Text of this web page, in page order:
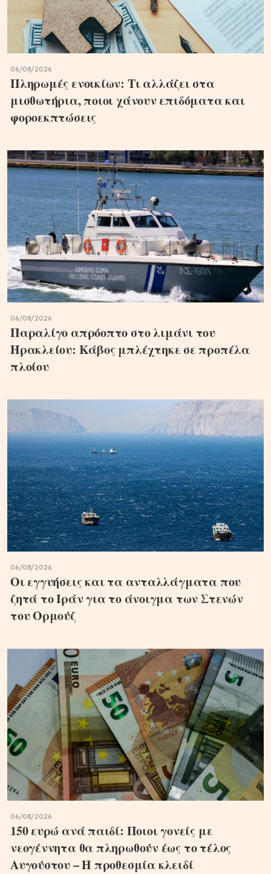
06/08/2026
Πληρωμές ενοικίων: Τι αλλάζει στα
μισθωτήρια, ποιοι χάνουν επιδόματα και
φοροεκπτώσεις
06/08/2026
Παραλίγο απρόοπτο στο λιμάνι του
Ηρακλείου: Κάβος μπλέχτηκε σε προπέλα
πλοίου
06/08/2026
Οι εγγυήσεις και τα ανταλλάγματα που
ζητά το Ιράν για το άνοιγμα των Στενών
του Ορμούζ
06/08/2026
150 ευρώ ανά παιδί: Ποιοι γονείς με
νεογέννητα θα πληρωθούν έως το τέλος
Αυγούστου – Η προθεσμία κλειδί